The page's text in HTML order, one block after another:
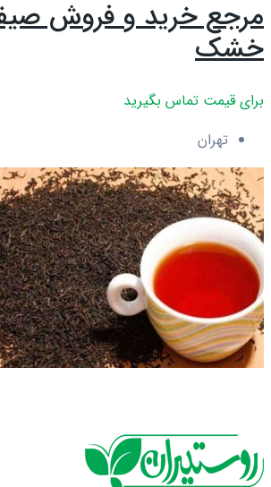
مرجع خرید و فروش
خشک
برای قیمت تماس بگیرید
تهران